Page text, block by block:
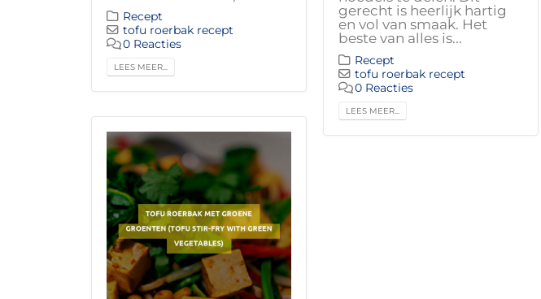
Recept
tofu roerbak recept
0 Reacties
LEES MEER...
gerecht is heerlijk hartig
en vol van smaak. Het
beste van alles is...
Recept
tofu roerbak recept
0 Reacties
LEES MEER...